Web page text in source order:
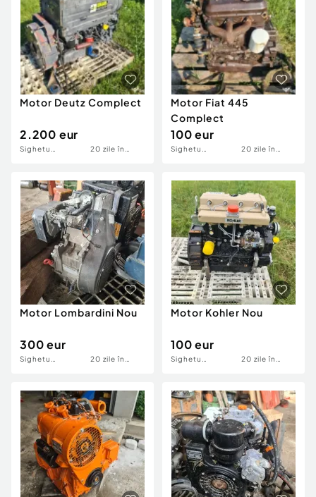
Motor Deutz Complect
2.200 eur
Sighetu
20 zile în
Motor Fiat 445
Complect
100 eur
Sighetu
20 zile în
Motor Lombardini Nou
300 eur
Sighetu
20 zile în
Motor Kohler Nou
100 eur
Sighetu
20 zile în